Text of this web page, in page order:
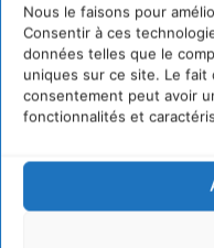
Nous le faisons pour
Consentir à ces
données telles que le
uniques sur ce site. Le
consentement peut avoir
fonctionnalités et